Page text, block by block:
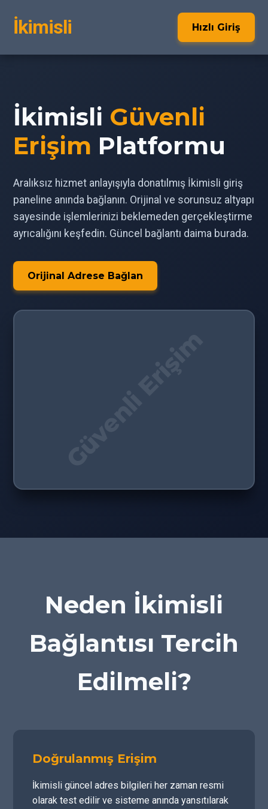
İkimisli Hızlı Giriş
İkimisli Güvenli
Erişim Platformu
Aralıksız hizmet anlayışıyla donatılmış İkimisli giriş
paneline anında bağlanın. Orijinal ve sorunsuz altyapı
sayesinde işlemlerinizi beklemeden gerçekleştirme
ayrıcalığını keşfedin. Güncel bağlantı daima burada.
Orijinal Adrese Bağlan
Neden İkimisli
Bağlantısı Tercih
Edilmeli?
Doğrulanmış Erişim
İkimisli güncel adres bilgileri her zaman resmi
olarak test edilir ve sisteme anında yansıtılarak